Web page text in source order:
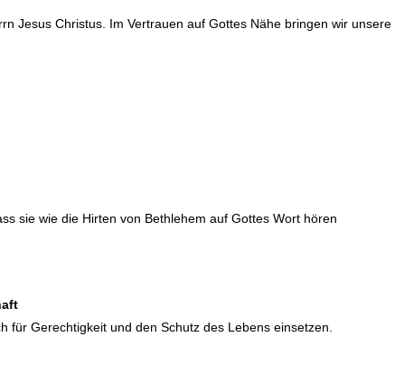
Jesus Christus. Im Vertrauen auf Gottes Nähe bringen wir unsere
sie wie die Hirten von Bethlehem auf Gottes Wort hören
für Gerechtigkeit und den Schutz des Lebens einsetzen.